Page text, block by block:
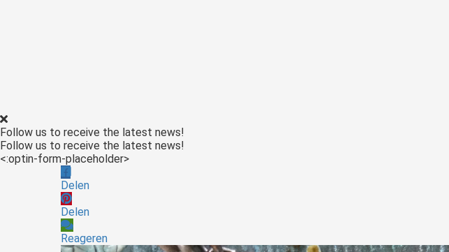
Follow us to receive the latest news!
Follow us to receive the latest news!
<:optin-form-placeholder>
Delen
Delen
Reageren